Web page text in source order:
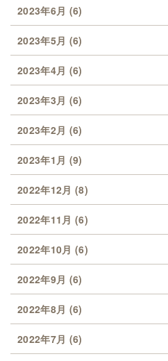
2023年6月 (6)
2023年5月 (6)
2023年4月 (6)
2023年3月 (6)
2023年2月 (6)
2023年1月 (9)
2022年12月 (8)
2022年11月 (6)
2022年10月 (6)
2022年9月 (6)
2022年8月 (6)
2022年7月 (6)